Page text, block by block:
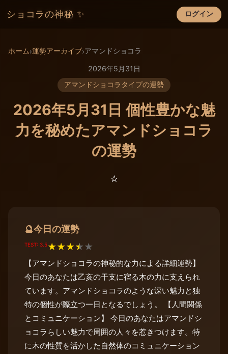
ショコラの神秘 ✨ ログイン
×
ホーム›運勢アーカイブ›アマンドショコラ
2026年5月31日
アマンドショコラタイプの運勢
2026年5月31日 個性豊かな魅
力を秘めたアマンドショコラ
の運勢
⭐️
🔮今日の運勢
TEST: 3.5★★★★★
【アマンドショコラの神秘的な力による詳細運勢】
今日のあなたは乙亥の干支に宿る木の力に支えられ
ています。アマンドショコラのような深い魅力と独
特の個性が際立つ一日となるでしょう。 【人間関係
とコミュニケーション】 今日のあなたはアマンドシ
ョコラらしい魅力で周囲の人々を惹きつけます。特
に木の性質を活かした自然体のコミュニケーション